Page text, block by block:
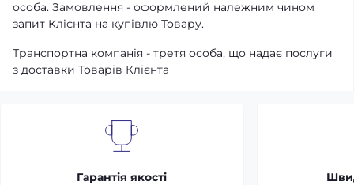
особа. Замовлення - оформлений належним чином
запит Клієнта на купівлю Товару.
Транспортна компанія - третя особа, що надає послуги
з доставки Товарів Клієнта
Гарантія якості